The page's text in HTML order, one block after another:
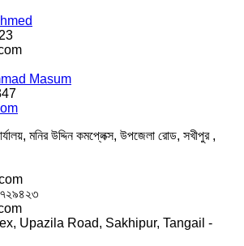
Masum
মনির উদ্দিন কমপ্লেক্স, উপজেলা রোড, সখীপুর ,
৭২৯৪২৩
Upazila Road, Sakhipur, Tangail -